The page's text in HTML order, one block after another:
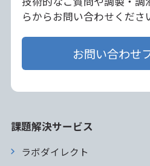
らからお問い合わせくださ
お問い合わせ
課題解決サービス
ラボダイレクト